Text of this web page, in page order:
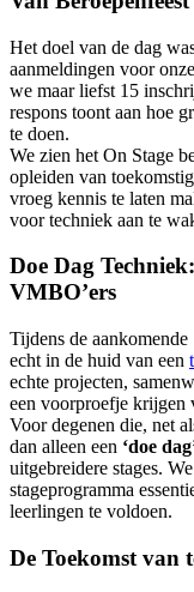
Het doel van de dag
aanmeldingen voor
we maar liefst 15
respons toont aan hoe
te doen.
We zien het On Stage
opleiden van
vroeg kennis te laten
voor techniek aan te
Doe Dag
VMBO’ers
Tijdens de
echt in de huid van een
echte projecten,
een voorproefje krijgen
Voor degenen die, net
dan alleen een ‘doe
uitgebreidere stages.
stageprogramma
leerlingen te voldoen.
De Toekomst van